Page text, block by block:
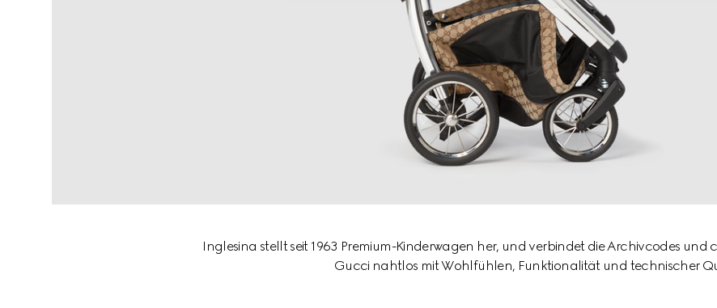
Inglesina stellt seit 1963 Premium-Kinderwagen her, und verbindet die Archivcodes und
Gucci nahtlos mit Wohlfühlen, Funktionalität und technischer